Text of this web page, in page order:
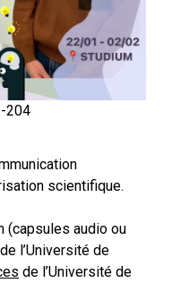
204
scientifique.
(capsules audio ou
de l’Université de
de l’Université de